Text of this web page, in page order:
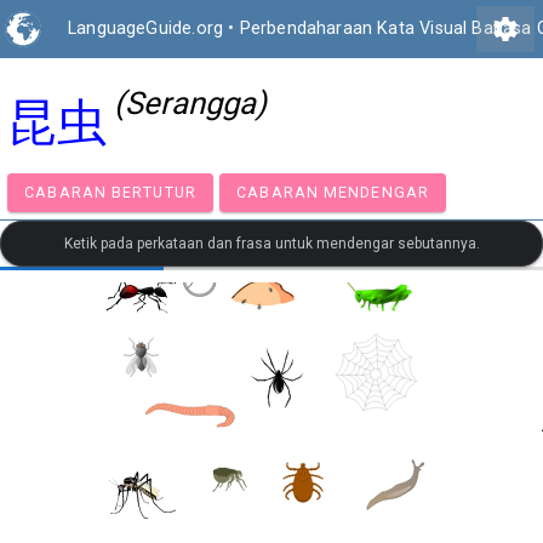
LanguageGuide.org • Perbendaharaan Kata Visual Bahasa
settings
昆虫 (Serangga)
CABARAN BERTUTUR CABARAN MENDENGAR
Ketik pada perkataan dan frasa untuk mendengar sebutannya.